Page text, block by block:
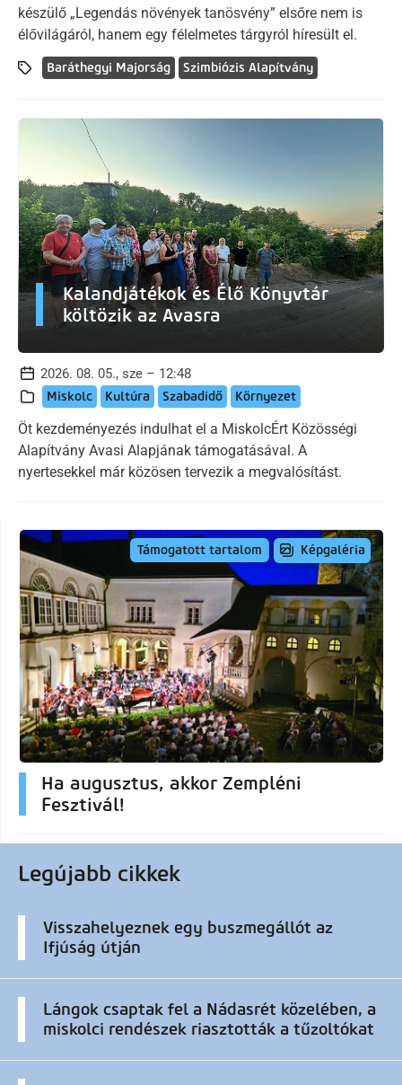
készülő „Legendás növények tanösvény” elsőre nem is
élővilágáról, hanem egy félelmetes tárgyról híresült el.
Baráthegyi Majorság Szimbiózis Alapítvány
Kalandjátékok és Élő Könyvtár
költözik az Avasra
2026. 08. 05., sze – 12:48
Miskolc Kultúra Szabadidő Környezet
Öt kezdeményezés indulhat el a MiskolcÉrt Közösségi
Alapítvány Avasi Alapjának támogatásával. A
nyertesekkel már közösen tervezik a megvalósítást.
Támogatott tartalom Képgaléria
Ha augusztus, akkor Zempléni
Fesztivál!
Legújabb cikkek
Visszahelyeznek egy buszmegállót az
Ifjúság útján
Lángok csaptak fel a Nádasrét közelében, a
miskolci rendészek riasztották a tűzoltókat